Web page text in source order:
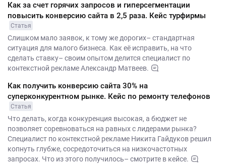
Как за счет горячих запросов и гиперсегментации
повысить конверсию сайта в 2,5 раза. Кейс турфирмы
Статья
Слишком мало заявок, к тому же дорогих– стандартная
ситуация для малого бизнеса. Как её исправить, на что
сделать ставку– своим опытом делится специалист по
контекстной рекламе Александр Матвеев.
Как получить конверсию сайта 30% на
суперконкурентном рынке. Кейс по ремонту телефонов
Статья
Что делать, когда конкуренция высокая, а бюджет не
позволяет соревноваться на равных с лидерами рынка?
Специалист по контекстной рекламе Никита Гайдуков решил
копнуть глубже, сосредоточиться на низкочастотных
запросах. Что из этого получилось– смотрите в кейсе.